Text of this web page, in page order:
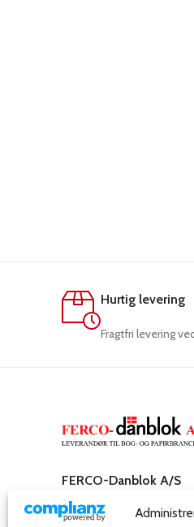
Hurtig levering
Fragtfri levering
FERCO-Danblok A/S
Rosenkæret 31,
2860 Søborg –